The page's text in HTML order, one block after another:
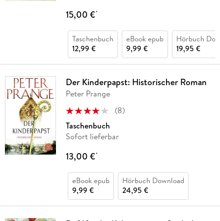
15,00 €*
Taschenbuch
12,99 €
eBook epub
9,99 €
Hörbuch
19,95 €
Der Kinderpapst: Historischer Roman
Peter Prange
(8)
Taschenbuch
Sofort lieferbar
13,00 €*
eBook epub
9,99 €
Hörbuch Download
24,95 €